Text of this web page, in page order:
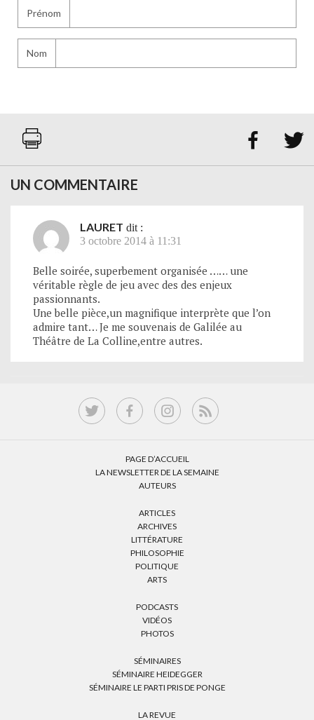
Prénom
Nom
 
UN COMMENTAIRE
LAURET dit :
3 octobre 2014 à 11:31
Belle soirée, superbement organisée …… une
véritable règle de jeu avec des des enjeux
passionnants.
Une belle pièce,un magnifique interprète que l’on
admire tant… Je me souvenais de Galilée au
Théâtre de La Colline,entre autres.
PAGE D’ACCUEIL
LA NEWSLETTER DE LA SEMAINE
AUTEURS
ARTICLES
ARCHIVES
LITTÉRATURE
PHILOSOPHIE
POLITIQUE
ARTS
PODCASTS
VIDÉOS
PHOTOS
SÉMINAIRES
SÉMINAIRE HEIDEGGER
SÉMINAIRE LE PARTI PRIS DE PONGE
LA REVUE